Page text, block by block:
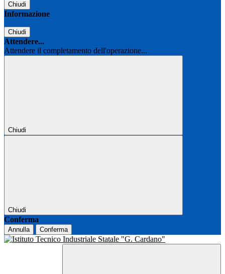
Chiudi
Informazione
Chiudi
Attendere...
Attendere il completamento dell'operazione...
Chiudi
Chiudi
Conferma
Annulla Conferma